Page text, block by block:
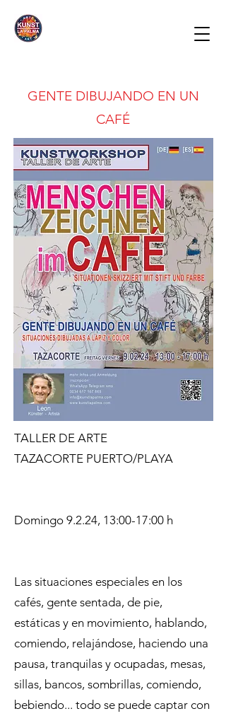
GENTE DIBUJANDO EN UN
CAFÉ
TALLER DE ARTE
TAZACORTE PUERTO/PLAYA
Domingo 9.2.24, 13:00-17:00 h
Las situaciones especiales en los
cafés, gente sentada, de pie,
estáticas y en movimiento, hablando,
comiendo, relajándose, haciendo una
pausa, tranquilas y ocupadas, mesas,
sillas, bancos, sombrillas, comiendo,
bebiendo... todo se puede captar con